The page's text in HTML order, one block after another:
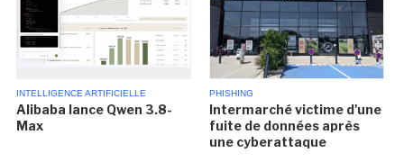
INTELLIGENCE ARTIFICIELLE
Alibaba lance Qwen 3.8-
Max
PHISHING
Intermarché victime d'une
fuite de données après
une cyberattaque